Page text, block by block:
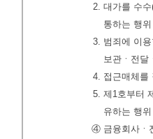
2. 대가를 수
통하는 행위
3. 범죄에 이
보관ㆍ전달
4. 접근매체를
5. 제1호부터
유하는 행위
④ 금융회사ㆍ